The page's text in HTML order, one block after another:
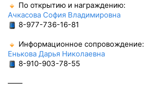
По открытию и награждению:
Ачкасова София Владимировна
8-977-736-16-81
Информационное сопровождение:
Енькова Дарья Николаевна
8-910-903-78-55
——